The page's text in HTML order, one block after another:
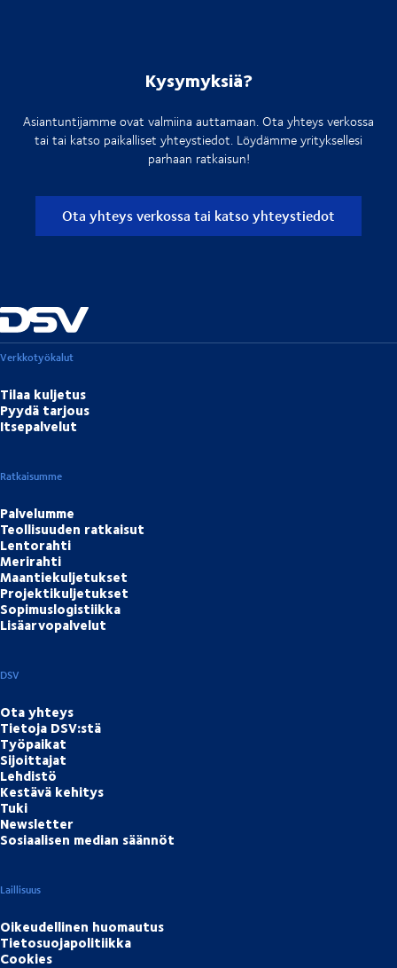
Kysymyksiä?
Asiantuntijamme ovat valmiina auttamaan. Ota yhteys verkossa
tai tai katso paikalliset yhteystiedot. Löydämme yrityksellesi
parhaan ratkaisun!
Ota yhteys verkossa tai katso yhteystiedot
Verkkotyökalut
Tilaa kuljetus
Pyydä tarjous
Itsepalvelut
Ratkaisumme
Palvelumme
Teollisuuden ratkaisut
Lentorahti
Merirahti
Maantiekuljetukset
Projektikuljetukset
Sopimuslogistiikka
Lisäarvopalvelut
DSV
Ota yhteys
Tietoja DSV:stä
Työpaikat
Sijoittajat
Lehdistö
Kestävä kehitys
Tuki
Newsletter
Sosiaalisen median säännöt
Laillisuus
Oikeudellinen huomautus
Tietosuojapolitiikka
Cookies